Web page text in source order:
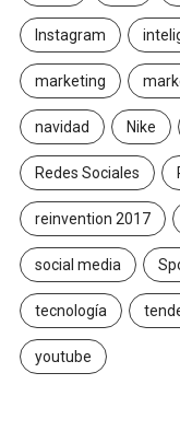
Instagram
marketing
navidad Nike
Redes Sociales
reinvention 2017
social media
tecnología
youtube